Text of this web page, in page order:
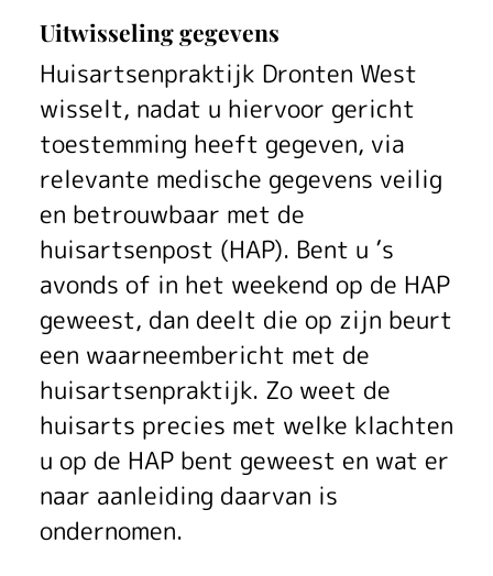
Uitwisseling gegevens
Huisartsenpraktijk Dronten West
wisselt, nadat u hiervoor gericht
toestemming heeft gegeven, via
relevante medische gegevens veilig
en betrouwbaar met de
huisartsenpost (HAP). Bent u ’s
avonds of in het weekend op de HAP
geweest, dan deelt die op zijn beurt
een waarneembericht met de
huisartsenpraktijk. Zo weet de
huisarts precies met welke klachten
u op de HAP bent geweest en wat er
naar aanleiding daarvan is
ondernomen.